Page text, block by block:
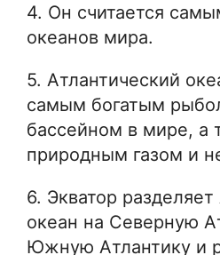
4. Он считается
океанов мира.
5. Атлантический
самым богатым
бассейном в мире, а
природным газом и
6. Экватор
океан на Северную
Южную Атлантику и